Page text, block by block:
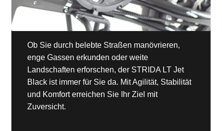
Ob Sie durch belebte Straßen manövrieren,
enge Gassen erkunden oder weite
Landschaften erforschen, der STRIDA LT Jet
Black ist immer für Sie da. Mit Agilität, Stabilität
und Komfort erreichen Sie Ihr Ziel mit
Zuversicht.